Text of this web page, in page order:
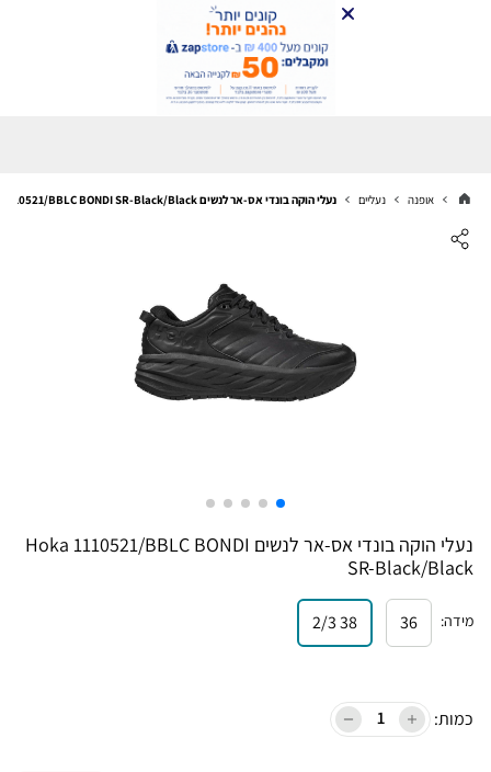
אופנה נעליים נעלי הוקה בונדי אס-אר לנשים Hoka 1110521/BBLC BONDI SR-Black/Black
נעלי הוקה בונדי אס-אר לנשים Hoka 1110521/BBLC BONDI
SR-Black/Black
מידה:
36
38 2/3
כמות: